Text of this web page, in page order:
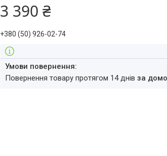
3 390 ₴
+380 (50) 926-02-74
повернення товару протягом 14 днівза